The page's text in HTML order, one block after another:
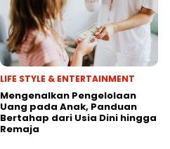
LIFE STYLE & ENTERTAINMENT
Mengenalkan Pengelolaan
Uang pada Anak, Panduan
Bertahap dari Usia Dini hingga
Remaja